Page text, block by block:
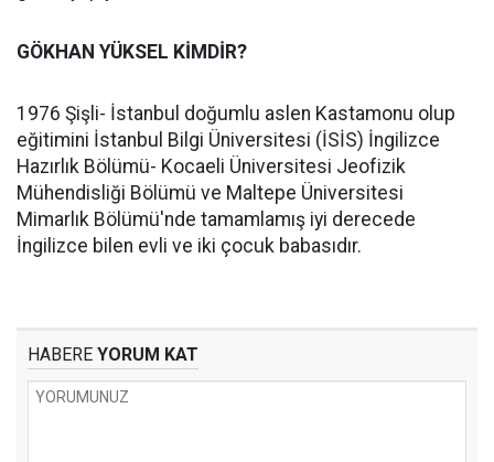
GÖKHAN YÜKSEL KİMDİR?
1976 Şişli- İstanbul doğumlu aslen Kastamonu olup
eğitimini İstanbul Bilgi Üniversitesi (İSİS) İngilizce
Hazırlık Bölümü- Kocaeli Üniversitesi Jeofizik
Mühendisliği Bölümü ve Maltepe Üniversitesi
Mimarlık Bölümü'nde tamamlamış iyi derecede
İngilizce bilen evli ve iki çocuk babasıdır.
HABERE YORUM KAT